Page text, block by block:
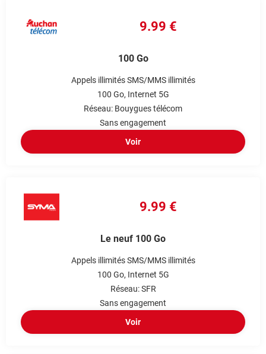
9.99 €
100 Go
Appels illimités SMS/MMS illimités
100 Go Internet 5G
Réseau: Bouygues télécom
Sans engagement
Voir
9.99 €
Le neuf 100 Go
Appels illimités SMS/MMS illimités
100 Go Internet 5G
Réseau: SFR
Sans engagement
Voir